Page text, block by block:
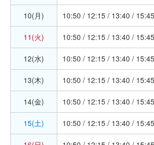
10(月) 10:50 / 12:15 / 13:40 /
11(火) 10:50 / 12:15 / 13:40 /
12(水) 10:50 / 12:15 / 13:40 /
13(木) 10:50 / 12:15 / 13:40 /
14(金) 10:50 / 12:15 / 13:40 /
15(土) 10:50 / 12:15 / 13:40 /